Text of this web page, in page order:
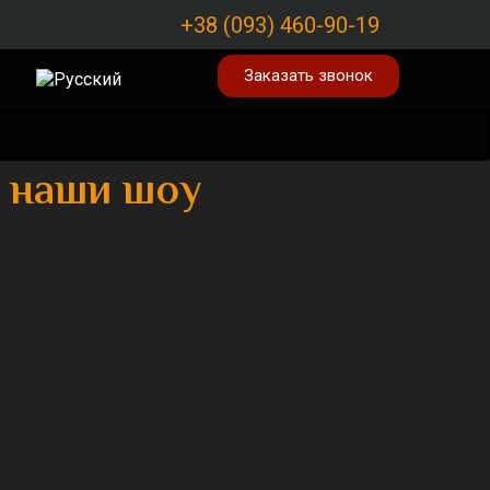
+38 (093) 460-90-19
Заказать звонок
наши шоу